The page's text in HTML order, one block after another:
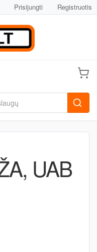
Prisijungti Registruotis
UAB